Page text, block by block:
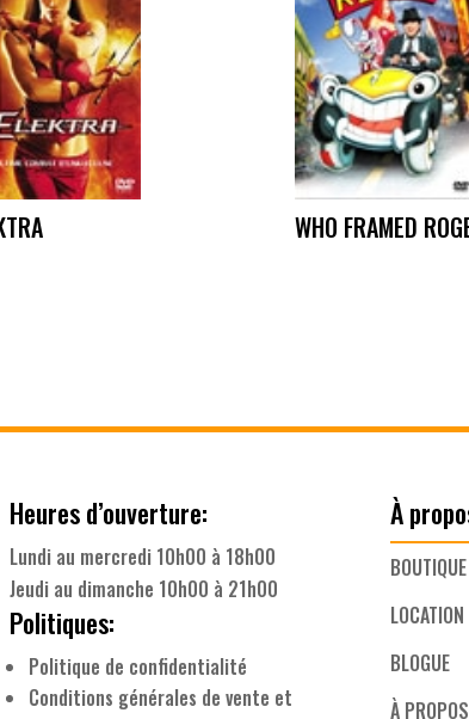
WHO FRAMED
Heures d’ouverture:
Lundi au mercredi 10h00 à 18h00
Jeudi au dimanche 10h00 à 21h00
Politiques:
Politique de confidentialité
Conditions générales de vente et
À
BOUTIQUE
LOCATION
BLOGUE
À PROPOS